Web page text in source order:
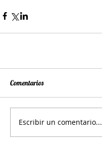
Comentarios
Escribir un comentario...